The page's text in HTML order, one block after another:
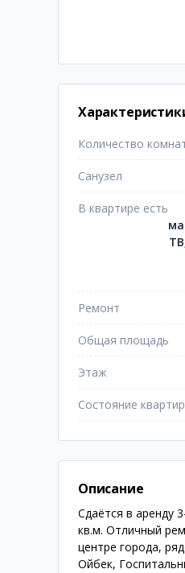
Количество
Санузел
В квартире есть
Ремонт
Общая площадь
Этаж
Состояние
Описание
Сдаётся в аренду
кв.м. Отличный
центре города,
Ойбек,